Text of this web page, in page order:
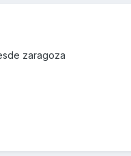
zaragoza